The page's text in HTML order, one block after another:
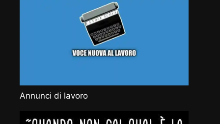
Annunci di lavoro